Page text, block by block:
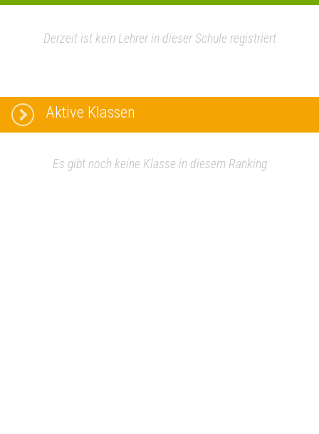
Derzeit ist kein Lehrer in dieser Schule registriert
Aktive Klassen
Es gibt noch keine Klasse in diesem Ranking